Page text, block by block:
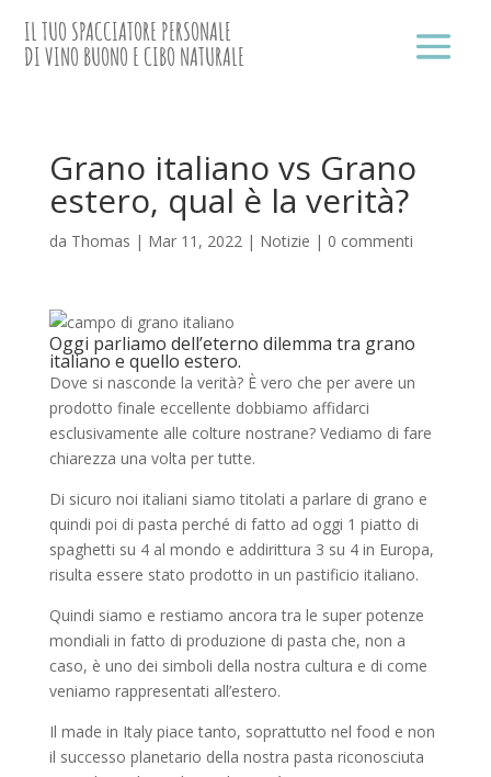
IL TUO SPACCIATORE PERSONALE
DI VINO BUONO E CIBO NATURALE
Grano italiano vs Grano
estero, qual è la verità?
da Thomas | Mar 11, 2022| Notizie | 0 commenti
Oggi parliamo dell’eterno dilemma tra grano
italiano e quello estero.
Dove si nasconde la verità? È vero che per avere un
prodotto finale eccellente dobbiamo affidarci
esclusivamente alle colture nostrane? Vediamo di fare
chiarezza una volta per tutte.
Di sicuro noi italiani siamo titolati a parlare di grano e
quindi poi di pasta perché di fatto ad oggi 1 piatto di
spaghetti su 4 al mondo e addirittura 3 su 4 in Europa,
risulta essere stato prodotto in un pastificio italiano.
Quindi siamo e restiamo ancora tra le super potenze
mondiali in fatto di produzione di pasta che, non a
caso, è uno dei simboli della nostra cultura e di come
veniamo rappresentati all’estero.
Il made in Italy piace tanto, soprattutto nel food e non
il successo planetario della nostra pasta riconosciuta